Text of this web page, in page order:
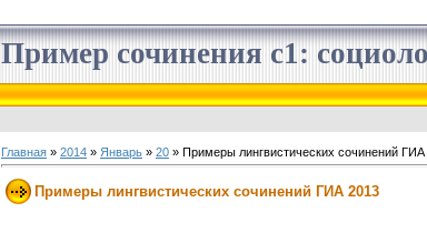
Пример сочинения с1:
Главная » 2014 » Январь » 20 » Примеры лингвистических сочинений ГИА
Примеры лингвистических сочинений ГИА 2013